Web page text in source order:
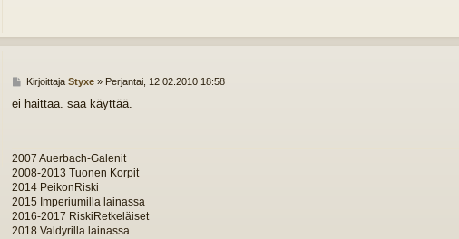
V
e
Kirjoittaja Styxe» Perjantai, 12.02.2010 18:58
ei haittaa. saa käyttää.
2007 Auerbach-Galenit
2008-2013 Tuonen Korpit
2014 PeikonRiski
2015 Imperiumilla lainassa
2016-2017 RiskiRetkeläiset
2018 Valdyrilla lainassa